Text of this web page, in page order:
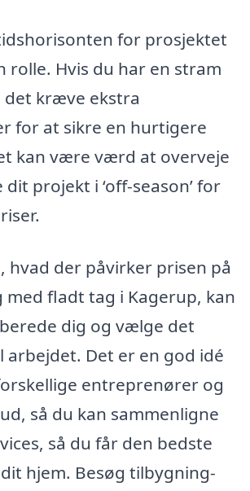
for prosjektet
rolle. Hvis du har en stram
det kræve ekstra
for at sikre en hurtigere
kan være værd at overveje
projekt i ‘off-season’ for
hvad der påvirker prisen på
med fladt tag i Kagerup, kan
dig og vælge det
Det er en god idé
entreprenører og
så du kan sammenligne
så du får den bedste
hjem. Besøg tilbygning-